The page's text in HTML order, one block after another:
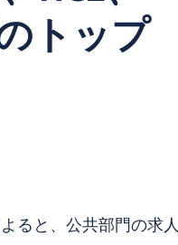
トップ
ると、公共部門の求人